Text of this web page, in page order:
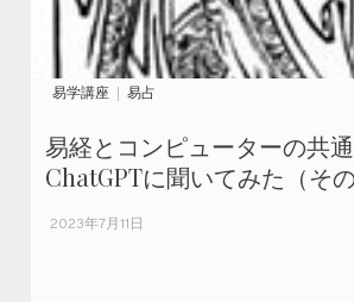
易学講座 易占
易経とコンピューターの共
ChatGPTに聞いてみた（その
2023年7月11日